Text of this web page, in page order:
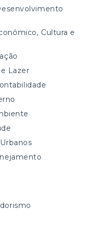
Cultura e
Lazer